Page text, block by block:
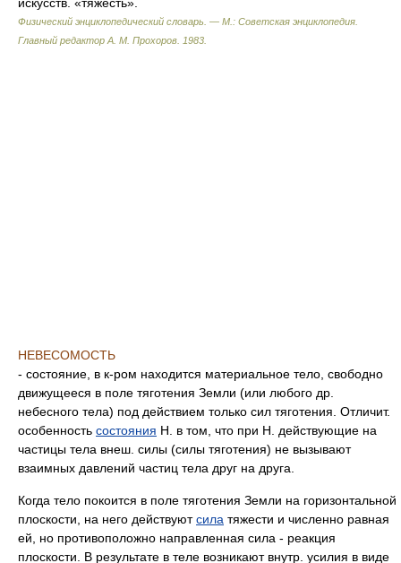
Физический энциклопедический словарь. — М.: Советская энциклопедия
Главный редактор А. М. Прохоров 1983
НЕВЕСОМОСТЬ
- состояние, в к-ром находится материальное тело, свободно
движущееся в поле тяготения Земли (или любого др.
небесного тела) под действием только сил тяготения. Отличит.
особенность состояния H. в том, что при H. действующие на
частицы тела внеш. силы (силы тяготения) не вызывают
взаимных давлений частиц тела друг на друга.
Когда тело покоится в поле тяготения Земли на горизонтальной
плоскости, на него действуютсила тяжести и численно равная
ей, но противоположно направленная сила - реакция
плоскости. В результате в теле возникают внутр. усилия в виде